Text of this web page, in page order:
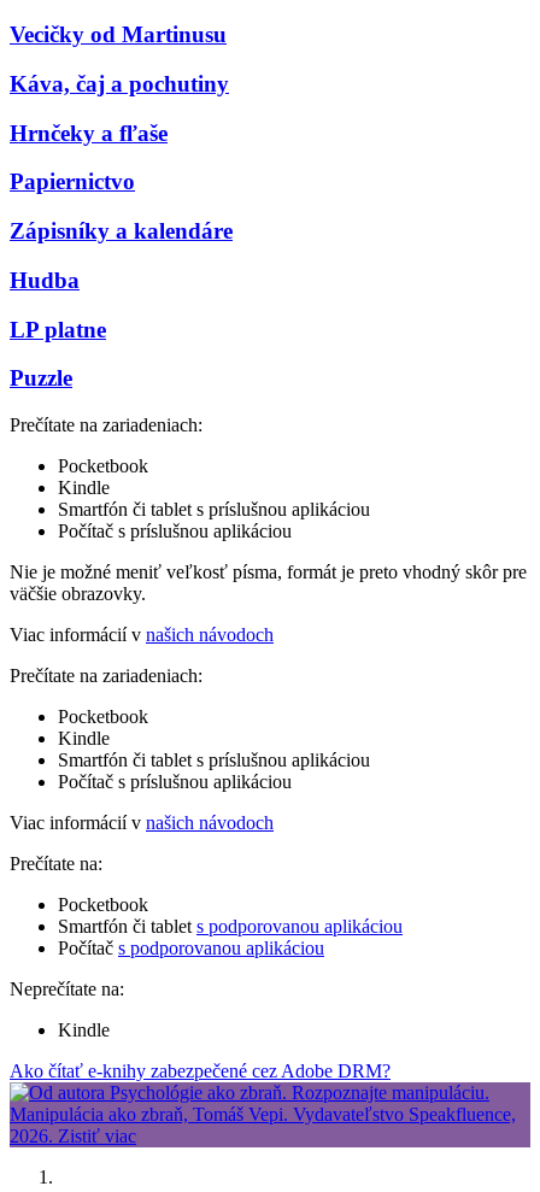
Vecičky od Martinusu
Káva, čaj a pochutiny
Hrnčeky a fľaše
Papiernictvo
Zápisníky a kalendáre
Hudba
LP platne
Puzzle
Prečítate na zariadeniach:
Pocketbook
Kindle
Smartfón či tablet s príslušnou aplikáciou
Počítač s príslušnou aplikáciou
Nie je možné meniť veľkosť písma, formát je preto vhodný skôr pre
väčšie obrazovky.
Viac informácií v našich návodoch
Prečítate na zariadeniach:
Pocketbook
Kindle
Smartfón či tablet s príslušnou aplikáciou
Počítač s príslušnou aplikáciou
Viac informácií v našich návodoch
Prečítate na:
Pocketbook
Smartfón či tablet s podporovanou aplikáciou
Počítač s podporovanou aplikáciou
Neprečítate na:
Kindle
Ako čítať e-knihy zabezpečené cez Adobe DRM?